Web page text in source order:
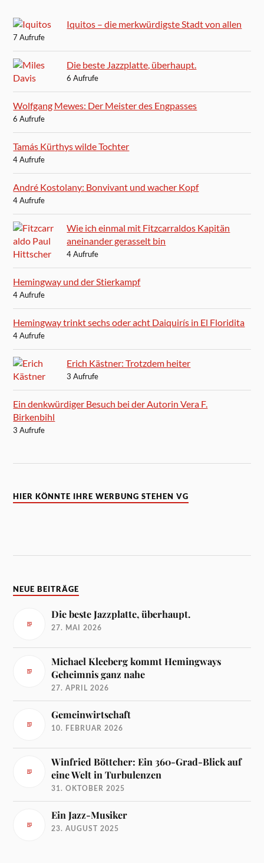
Iquitos – die merkwürdigste Stadt von allen
7 Aufrufe
Die beste Jazzplatte, überhaupt.
6 Aufrufe
Wolfgang Mewes: Der Meister des Engpasses
6 Aufrufe
Tamás Kürthys wilde Tochter
4 Aufrufe
André Kostolany: Bonvivant und wacher Kopf
4 Aufrufe
Wie ich einmal mit Fitzcarraldos Kapitän
aneinander gerasselt bin
4 Aufrufe
Hemingway und der Stierkampf
4 Aufrufe
Hemingway trinkt sechs oder acht Daiquirís in El Floridita
4 Aufrufe
Erich Kästner: Trotzdem heiter
3 Aufrufe
Ein denkwürdiger Besuch bei der Autorin Vera F.
Birkenbihl
3 Aufrufe
HIER KÖNNTE IHRE WERBUNG STEHEN VG
NEUE BEITRÄGE
Die beste Jazzplatte, überhaupt.
27. MAI 2026
Michael Kleeberg kommt Hemingways
Geheimnis ganz nahe
27. APRIL 2026
Gemeinwirtschaft
10. FEBRUAR 2026
Winfried Böttcher: Ein 360-Grad-Blick auf
eine Welt in Turbulenzen
31. OKTOBER 2025
Ein Jazz-Musiker
23. AUGUST 2025